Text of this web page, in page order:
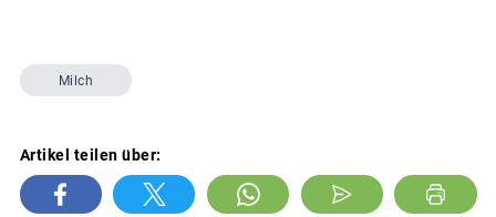
Milch
Artikel teilen über: